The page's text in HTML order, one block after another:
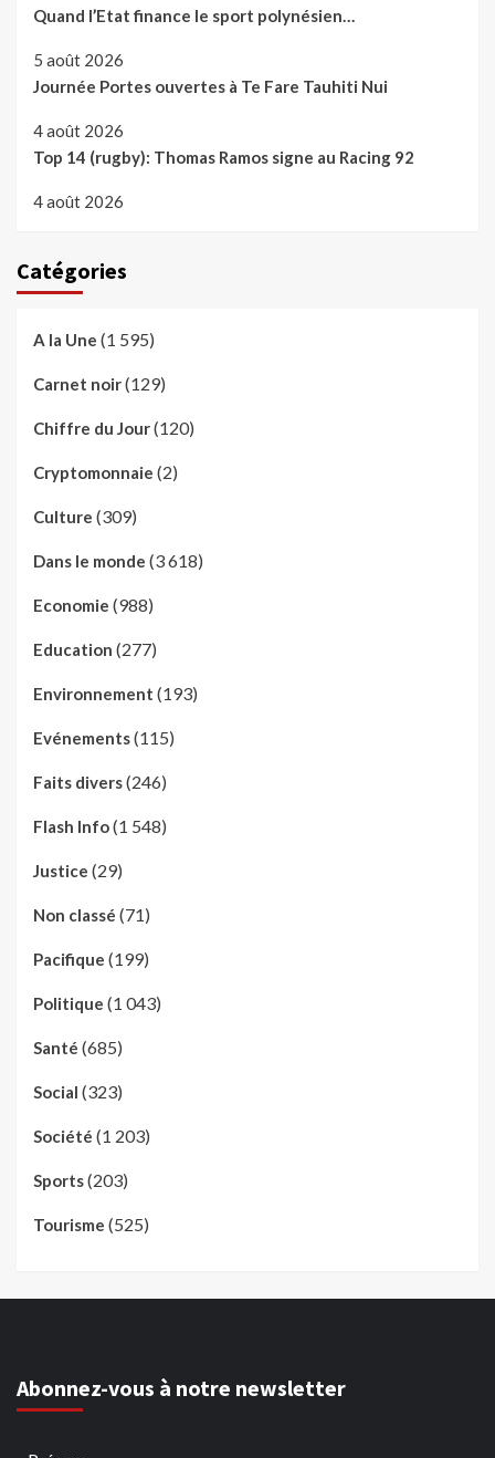
Quand l’Etat finance le sport polynésien…
5 août 2026
Journée Portes ouvertes à Te Fare Tauhiti Nui
4 août 2026
Top 14 (rugby): Thomas Ramos signe au Racing 92
4 août 2026
Catégories
A la Une (1 595)
Carnet noir(129)
Chiffre du Jour(120)
Cryptomonnaie (2)
Culture (309)
Dans le monde (3 618)
Economie (988)
Education (277)
Environnement (193)
Evénements(115)
Faits divers(246)
Flash Info(1 548)
Justice (29)
Non classé (71)
Pacifique (199)
Politique (1 043)
Santé (685)
Social (323)
Société (1 203)
Sports(203)
Tourisme (525)
Abonnez-vous à notre newsletter